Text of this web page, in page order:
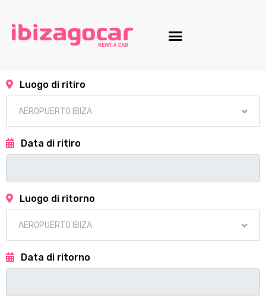
Luogo di ritiro
Data di ritiro
Luogo di ritorno
Data di ritorno